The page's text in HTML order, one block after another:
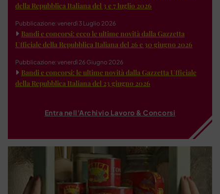
della Repubblica Italiana del 3 e 7 luglio 2026
Pubblicazione: venerdì 3 Luglio 2026
Bandi e concorsi: ecco le ultime novità dalla Gazzetta
Ufficiale della Repubblica Italiana del 26 e 30 giugno 2026
Pubblicazione: venerdì 26 Giugno 2026
Bandi e concorsi: le ultime novità dalla Gazzetta Ufficiale
della Repubblica Italiana del 23 giugno 2026
Entra nell'Archivio Lavoro & Concorsi